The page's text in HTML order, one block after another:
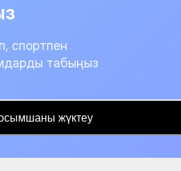
спортпен
табыңыз
жүктеу